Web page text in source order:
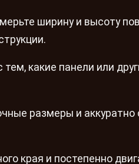
ширину и высоту
какие панели или
размеры и аккуратно
края и постепенно